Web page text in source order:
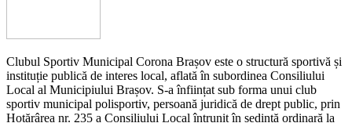
Clubul Sportiv Municipal Corona Brașov este o structură sportivă și
instituție publică de interes local, aflată în subordinea Consiliului
Local al Municipiului Brașov. S-a înființat sub forma unui club
sportiv municipal polisportiv, persoană juridică de drept public, prin
Hotărârea nr. 235 a Consiliului Local întrunit în ședință ordinară la